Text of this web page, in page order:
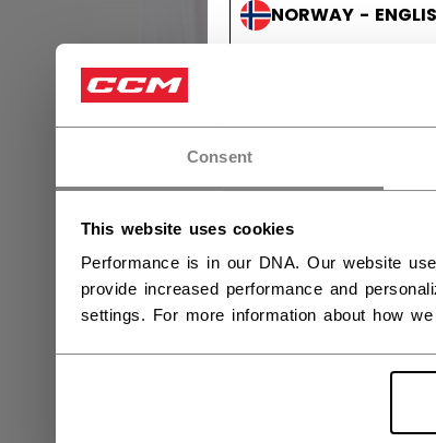
Consent
This website uses cookies
Performance is in our DNA. Our website
provide increased performance and
settings. For more information about how
NORWAY -